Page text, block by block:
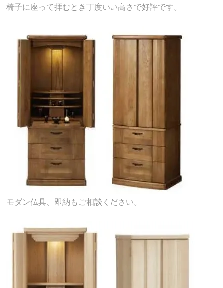
椅子に座って拝むとき丁度いい高さで好評です。
モダン仏具、即納もご相談ください。